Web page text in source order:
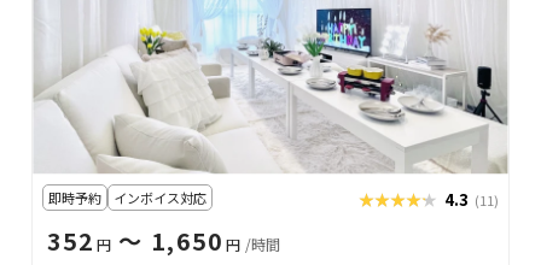
即時予約 インボイス対応 ★★★★★
★★★★★ 4.3 (11)
352 円 〜 1,650 円 /時間